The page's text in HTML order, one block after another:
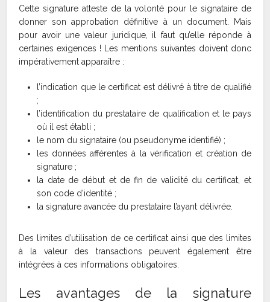
Cette signature atteste de la volonté pour le signataire de
donner son approbation définitive à un document. Mais
pour avoir une valeur juridique, il faut qu’elle réponde à
certaines exigences ! Les mentions suivantes doivent donc
impérativement apparaître :
l’indication que le certificat est délivré à titre de qualifié
;
l’identification du prestataire de qualification et le pays
où il est établi ;
le nom du signataire (ou pseudonyme identifié) ;
les données afférentes à la vérification et création de
signature ;
la date de début et de fin de validité du certificat, et
son code d’identité ;
la signature avancée du prestataire l’ayant délivrée.
Des limites d’utilisation de ce certificat ainsi que des limites
à la valeur des transactions peuvent également être
intégrées à ces informations obligatoires.
Les avantages de la signature